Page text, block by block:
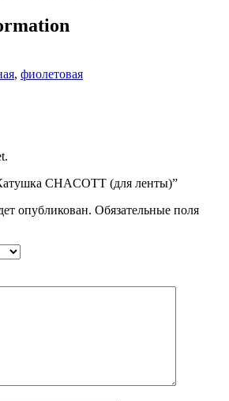
, фиолетовая
CHACOTT (для ленты)”
опубликован. Обязательные поля